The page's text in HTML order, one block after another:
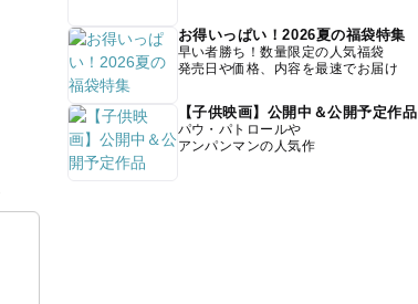
お得いっぱい！2026夏の福袋特集
早い者勝ち！数量限定の人気福袋
発売日や価格、内容を最速でお届け
【子供映画】公開中＆公開予定作品
パウ・パトロールや
アンパンマンの人気作